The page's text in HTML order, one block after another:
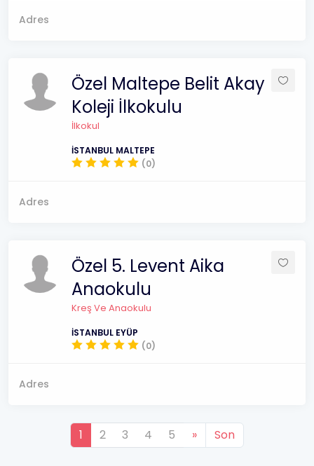
Adres
Özel Maltepe Belit Akay
Koleji İlkokulu
İlkokul
İSTANBUL MALTEPE
(0)
Adres
Özel 5. Levent Aika
Anaokulu
Kreş Ve Anaokulu
İSTANBUL EYÜP
(0)
Adres
1 2 3 4 5 » Son